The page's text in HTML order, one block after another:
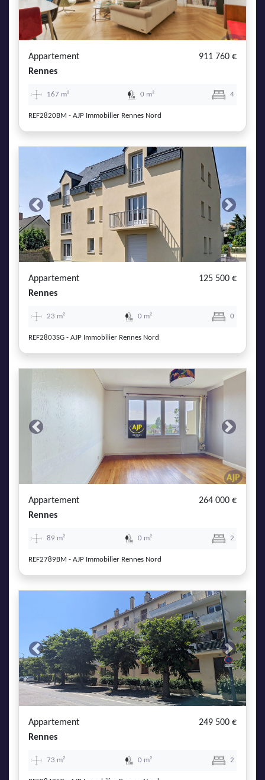
Appartement
911 760 €
Rennes
167 m² 0 m² 4
REF2820BM - AJP Immobilier Rennes Nord
Previous Next
Appartement
125 500 €
Rennes
23 m² 0 m² 0
REF2803SG - AJP Immobilier Rennes Nord
Previous Next
Appartement
264 000 €
Rennes
89 m² 0 m² 2
REF2789BM - AJP Immobilier Rennes Nord
Previous Next
Appartement
249 500 €
Rennes
73 m² 0 m² 2